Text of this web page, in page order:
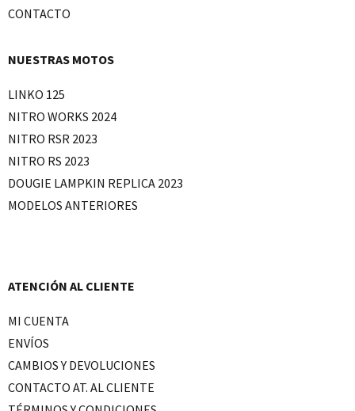
CONTACTO
NUESTRAS MOTOS
LINKO 125
NITRO WORKS 2024
NITRO RSR 2023
NITRO RS 2023
DOUGIE LAMPKIN REPLICA 2023
MODELOS ANTERIORES
ATENCIÓN AL CLIENTE
MI CUENTA
ENVÍOS
CAMBIOS Y DEVOLUCIONES
CONTACTO AT. AL CLIENTE